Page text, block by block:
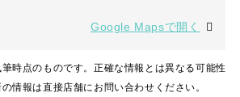
Google Mapsで開く
時点のものです。正確な情報とは異なる可能性
情報は直接店舗にお問い合わせください。